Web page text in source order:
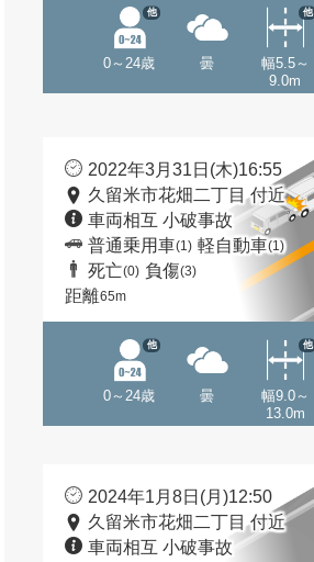
0～24歳
他
曇
幅5.5～
9.0m
他
2022年3月31日(木)16:55
久留米市花畑二丁目 付近
車両相互 小破事故
普通乗用車(1) 軽自動車(1)
死亡(0) 負傷(3)
距離65m
0～24歳
他
曇
幅9.0～
13.0m
他
2024年1月8日(月)12:50
久留米市花畑二丁目 付近
車両相互 小破事故